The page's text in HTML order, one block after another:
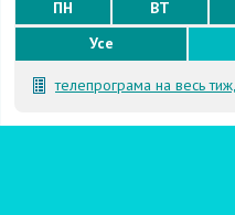
ПН
ВТ
Усе
телепрограма на весь